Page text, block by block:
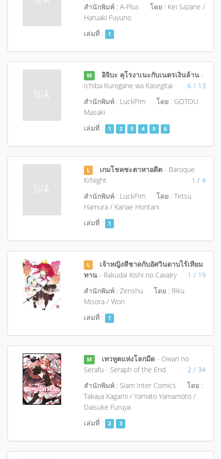
สำนักพิมพ์ : A-Plus
โดย : Kei Sazane /
Haruaki Fuyuno
เล่มที่ :
1
M อิจิบะ คุโรงาเนะกับเนตรเงินล้าน -
Ichiba Kurogane wa Kasegitai
6 / 13
สำนักพิมพ์ : LuckPim
โดย : GOTOU
Masaki
เล่มที่ :
1 2 3 4 5 6
L เกมโชคชะตาหาอดีต - Baroque
K/Night
1 / 4
สำนักพิมพ์ : LuckPim
โดย : Tetsu
Hamura / Kanae Hontani
เล่มที่ :
1
L
เจ้าหญิงสีชาดกับอัศวินดาบไร้เทียม
ทาน- Rakudai Kishi no Cavalry
1 / 19
สำนักพิมพ์ : Zenshu
โดย : Riku
Misora / Won
เล่มที่ :
1
M เทวทูตแห่งโลกมืด - Owari no
Serafu - Seraph of the End
2 / 34
สำนักพิมพ์ : Siam Inter Comics
โดย :
Takaya Kagami / Yamato Yamamoto /
Daisuke Furuya
เล่มที่ :
2 3